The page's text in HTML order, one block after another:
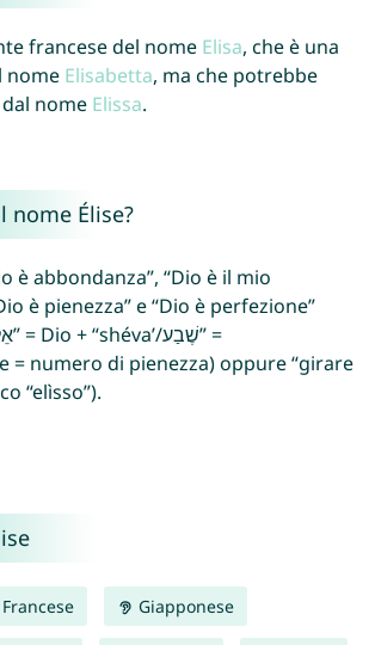
francese del nome Elisa, che è una
nome Elisabetta, ma che potrebbe
nome Elissa.
nome Élise?
è abbondanza”, “Dio è il mio
è pienezza” e “Dio è perfezione”
= numero di pienezza) oppure “girare
“elìsso”).
Francese Giapponese